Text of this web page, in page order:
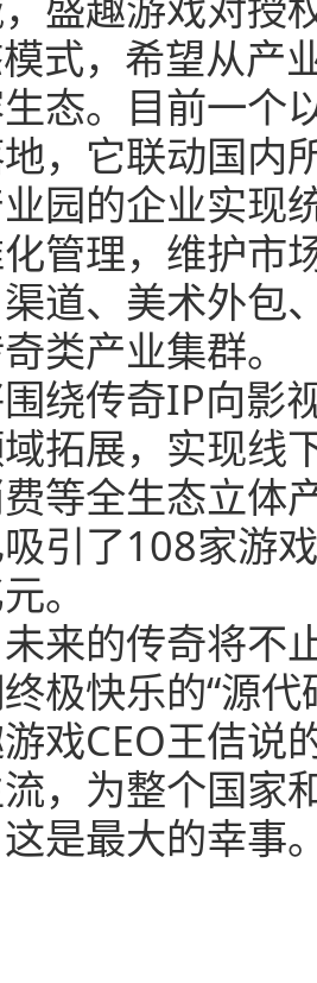
式，希望从产
态。目前一个
，它联动国内
园的企业实现
管理，维护市
道、美术外包
类产业集群。
绕传奇IP向影
拓展，实现线
等全生态立体
引了108家游
。
来的传奇将不
极快乐的“源
戏CEO王佶说
，为整个国家
是最大的幸事